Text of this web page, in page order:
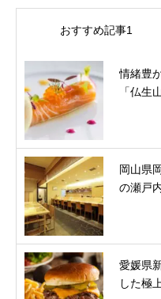
おすすめ記事1
情緒豊
「仏生
岡山県
の瀬戸
愛媛県
した極